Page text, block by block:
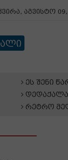
აგვისტო 09,
ეს შენი
რეტრო